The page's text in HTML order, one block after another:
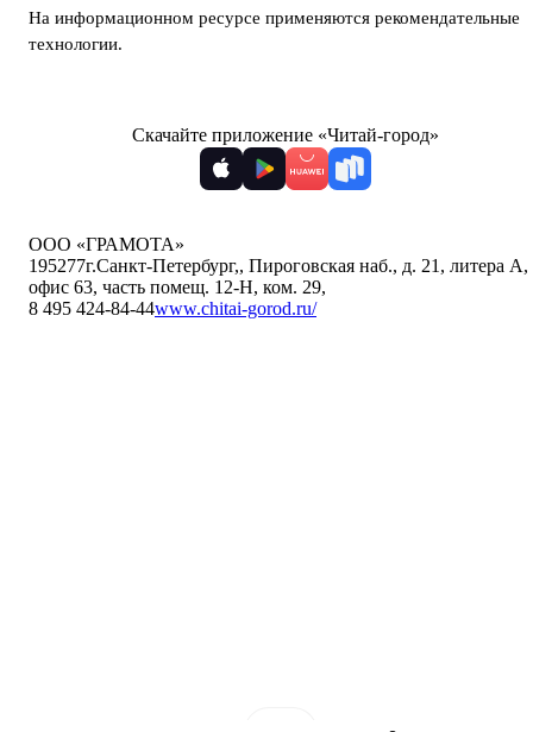
На информационном ресурсе применяются рекомендательные
технологии.
Скачайте приложение «Читай-город»
ООО «ГРАМОТА»
195277г.Санкт-Петербург,, Пироговская наб., д. 21, литера А,
офис 63, часть помещ. 12-Н, ком. 29,
8 495 424-84-44www.chitai-gorod.ru/